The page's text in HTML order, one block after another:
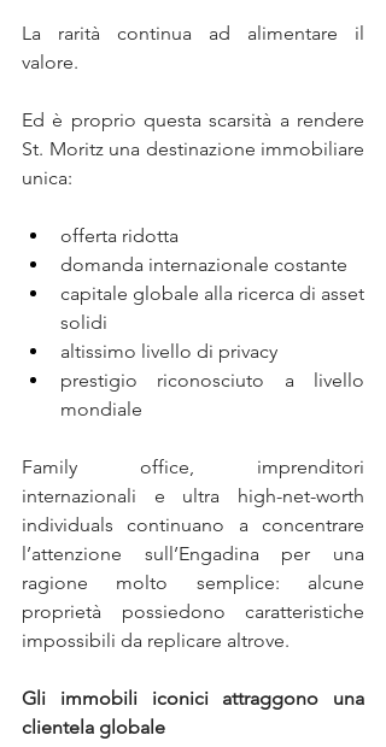
La rarità continua ad alimentare il
valore.
Ed è proprio questa scarsità a rendere
St. Moritz una destinazione immobiliare
unica:
offerta ridotta
domanda internazionale costante
capitale globale alla ricerca di asset
solidi
altissimo livello di privacy
prestigio riconosciuto a livello
mondiale
Family office, imprenditori
internazionali e ultra high-net-worth
individuals continuano a concentrare
l’attenzione sull’Engadina per una
ragione molto semplice: alcune
proprietà possiedono caratteristiche
impossibili da replicare altrove.
Gli immobili iconici attraggono una
clientela globale